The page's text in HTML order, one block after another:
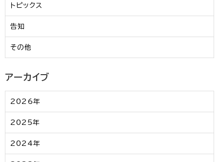
トピックス
告知
その他
アーカイブ
2026年
2025年
2024年